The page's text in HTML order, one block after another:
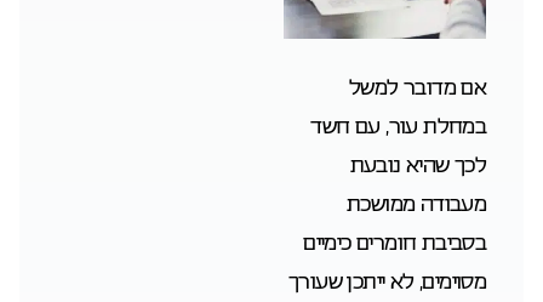
אם מדובר למשל
במחלת עור, עם חשד
לכך שהיא נובעת
מעבודה ממושכת
בסביבת חומרים כימיים
מסוימים, לא ייתכן שעורך